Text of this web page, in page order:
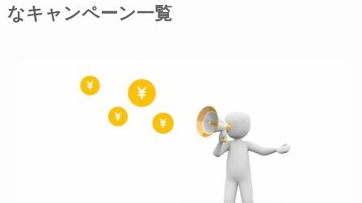
なキャンペーン一覧